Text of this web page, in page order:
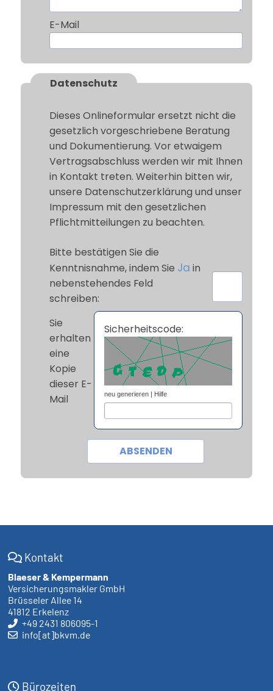
E-Mail
Datenschutz
Dieses Onlineformular ersetzt nicht die
gesetzlich vorgeschriebene Beratung
und Dokumentierung. Vor etwaigem
Vertragsabschluss werden wir mit Ihnen
in Kontakt treten. Weiterhin bitten wir,
unsere Datenschutzerklärung und unser
Impressum mit den gesetzlichen
Pflichtmitteilungen zu beachten.
Bitte bestätigen Sie die
Kenntnisnahme, indem Sie Ja in
nebenstehendes Feld
schreiben:
Sicherheitscode:
neu generieren | Hilfe
Sie
erhalten
eine
Kopie
dieser E-
Mail
Kontakt
Blaeser & Kempermann
Versicherungsmakler GmbH
Brüsseler Allee 14
41812 Erkelenz
+49 2431 806095-1
info[at]bkvm.de
Bürozeiten